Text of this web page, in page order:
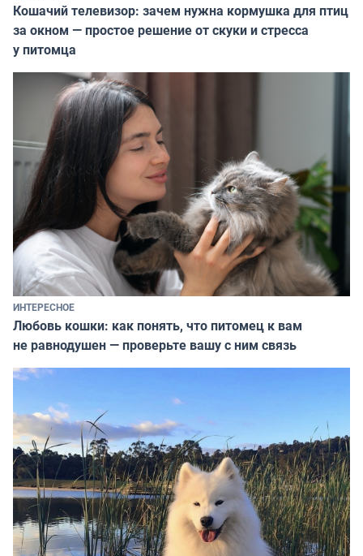
Кошачий телевизор: зачем нужна кормушка для птиц
за окном — простое решение от скуки и стресса
у питомца
ИНТЕРЕСНОЕ
Любовь кошки: как понять, что питомец к вам
не равнодушен — проверьте вашу с ним связь